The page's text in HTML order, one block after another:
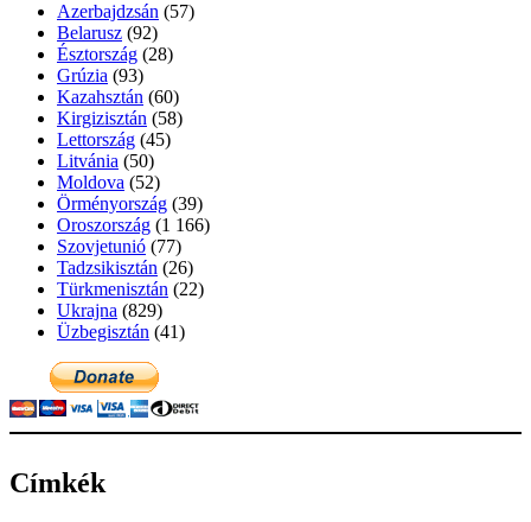
Azerbajdzsán (57)
Belarusz (92)
Észtország (28)
Grúzia (93)
Kazahsztán (60)
Kirgizisztán (58)
Lettország (45)
Litvánia (50)
Moldova (52)
Örményország (39)
Oroszország (1 166)
Szovjetunió (77)
Tadzsikisztán (26)
Türkmenisztán (22)
Ukrajna (829)
Üzbegisztán (41)
Címkék